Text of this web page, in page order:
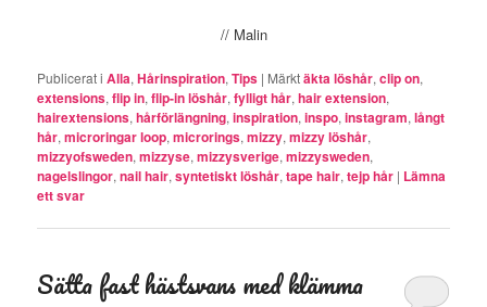
// Malin
Publicerat i Alla,Hårinspiration,Tips | Märktäkta löshår,clip on,
extensions,flip in,flip-in löshår,fylligt hår,hair extension,
hairextensions,hårförlängning,inspiration,inspo,instagram,långt
hår,microringar loop,microrings,mizzy,mizzy löshår,
mizzyofsweden,mizzyse,mizzysverige,mizzysweden,
nagelslingor,nail hair,syntetiskt löshår,tape hair,tejp hår | Lämna
ett svar
Sätta fast hästsvans med klämma